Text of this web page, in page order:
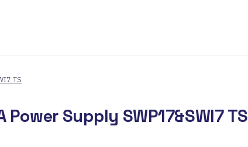
TS
Power Supply SWP17&SWI7 TS